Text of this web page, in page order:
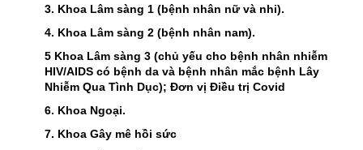
3. Khoa Lâm sàng 1 (bệnh nhân nữ và nhi).
4. Khoa Lâm sàng 2 (bệnh nhân nam).
5 Khoa Lâm sàng 3 (chủ yếu cho bệnh nhân nhiễm
HIV/AIDS có bệnh da và bệnh nhân mắc bệnh Lây
Nhiễm Qua Tình Dục); Đơn vị Điều trị Covid
6. Khoa Ngoại.
7. Khoa Gây mê hồi sức